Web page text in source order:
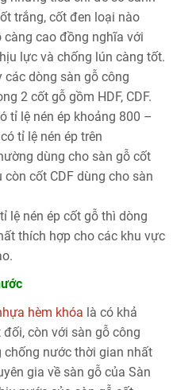
trắng, cốt đen loại nào
càng cao đồng nghĩa với
lực và chống lún càng tốt.
dòng sàn gỗ công
2 cốt gỗ gồm HDF, CDF.
tỉ lệ nén ép khoảng 800 –
tỉ lệ nén ép trên
dùng cho sàn gỗ cốt
cốt CDF dùng cho sàn
lệ nén ép cốt gỗ thì dòng
thích hợp cho các khu vực
hèm khóa là có khả
còn với sàn gỗ công
chống nước thời gian nhất
gia về sàn gỗ của Sàn